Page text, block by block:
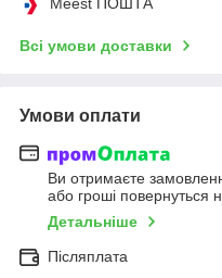
Всі умови доставки
Умови оплати
Ви отримаєте
або гроші повернуться
Детальніше
Післяплата